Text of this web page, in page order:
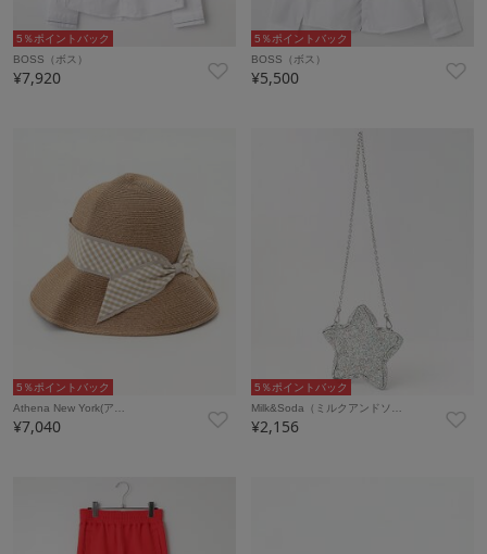
5％ポイントバック
BOSS（ボス）
¥7,920
5％ポイントバック
BOSS（ボス）
¥5,500
5％ポイントバック
Athena New York(ア…
¥7,040
5％ポイントバック
Milk&Soda（ミルクアンドソ…
¥2,156